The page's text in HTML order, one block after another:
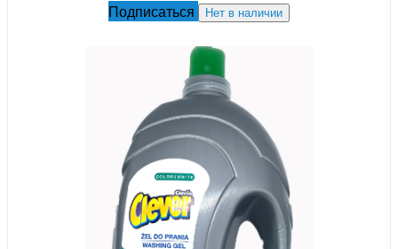
Подписаться Нет в наличии